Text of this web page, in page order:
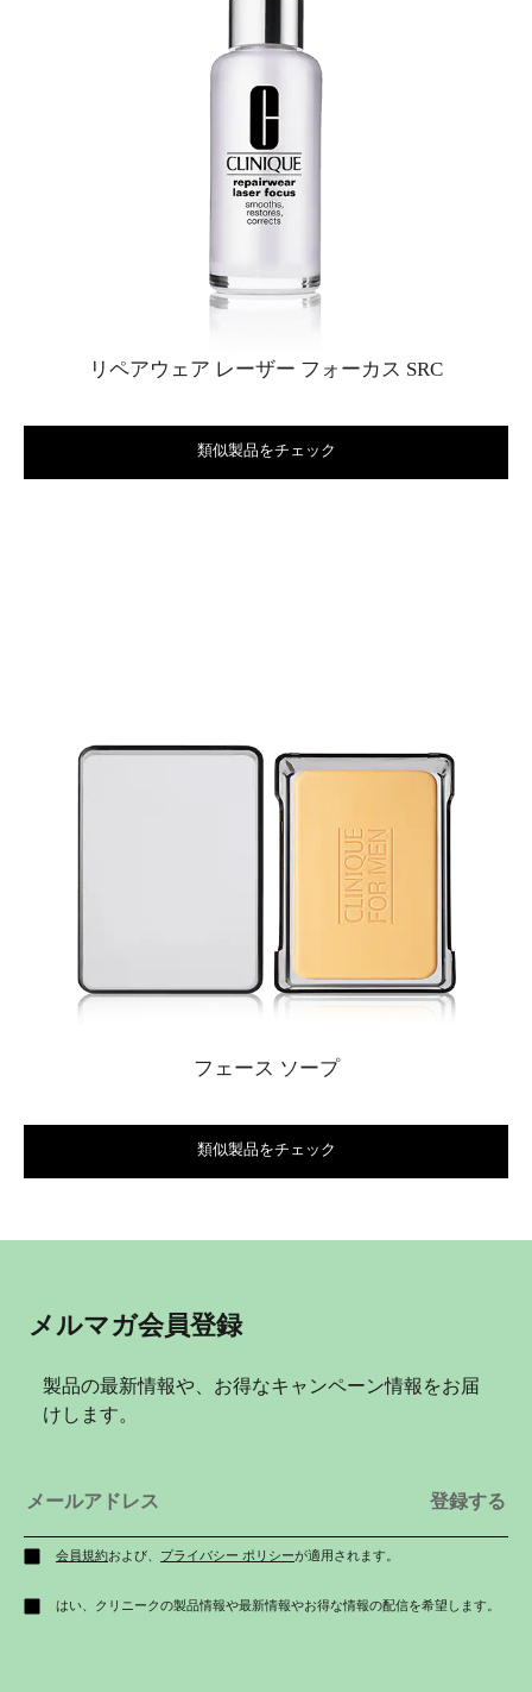
リペアウェア レーザー フォーカス SRC
類似製品をチェック
フェース ソープ
類似製品をチェック
メルマガ会員登録
製品の最新情報や、お得なキャンペーン情報をお届
けします。
会員規約および、 プライバシー ポリシーが適用されます。
はい、クリニークの製品情報や最新情報やお得な情報の配信を希望します。